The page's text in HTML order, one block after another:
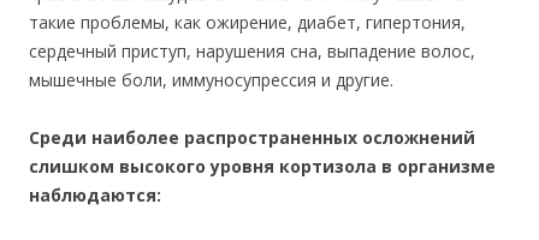
такие проблемы, как ожирение, диабет, гипертония,
сердечный приступ, нарушения сна, выпадение волос,
мышечные боли, иммуносупрессия и другие.
Среди наиболее распространенных осложнений
слишком высокого уровня кортизола в организме
наблюдаются: